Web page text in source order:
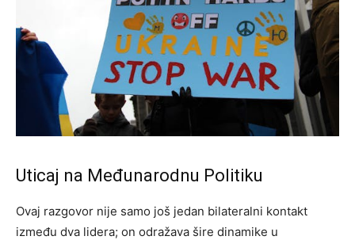
Uticaj na Međunarodnu Politiku
Ovaj razgovor nije samo još jedan bilateralni kontakt
između dva lidera; on odražava šire dinamike u